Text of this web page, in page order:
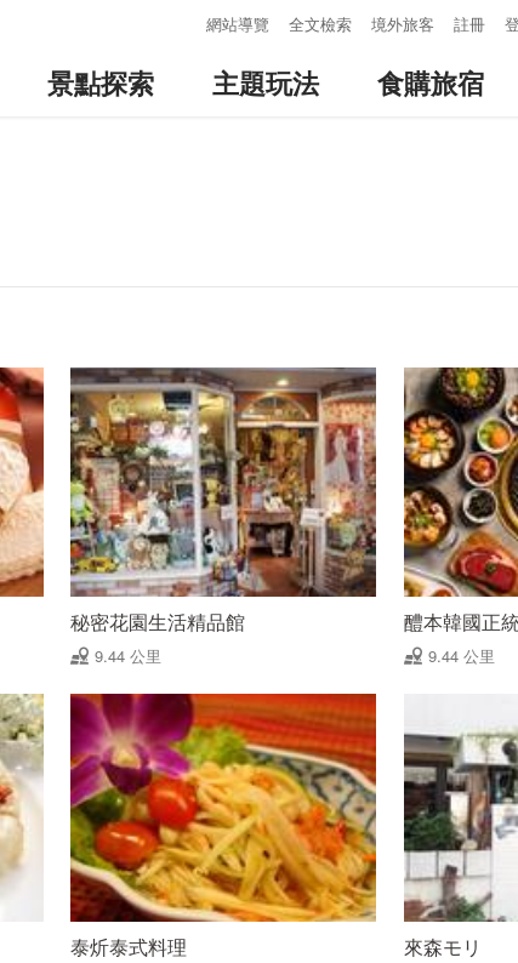
網站導覽 全文檢索 境外旅客 註冊
景點探索 主題玩法 食購旅宿
秘密花園生活精品館
9.44 公里
醴本韓國正
9.44 公里
泰炘泰式料理 來森モリ